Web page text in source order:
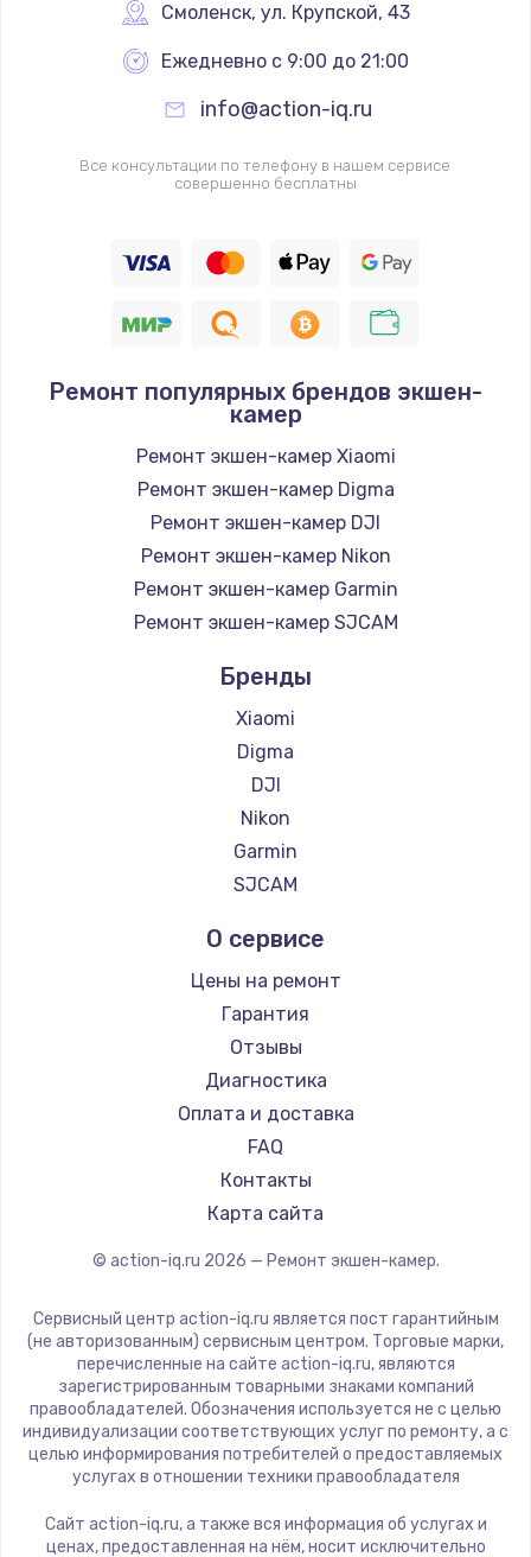
Смоленск, ул. Крупской, 43
Ежедневно с 9:00 до 21:00
info@action-iq.ru
Все консультации по телефону в нашем сервисе
совершенно бесплатны
Ремонт популярных брендов экшен-
камер
Ремонт экшен-камер Xiaomi
Ремонт экшен-камер Digma
Ремонт экшен-камер DJI
Ремонт экшен-камер Nikon
Ремонт экшен-камер Garmin
Ремонт экшен-камер SJCAM
Бренды
Xiaomi
Digma
DJI
Nikon
Garmin
SJCAM
О сервисе
Цены на ремонт
Гарантия
Отзывы
Диагностика
Оплата и доставка
FAQ
Контакты
Карта сайта
© action-iq.ru 2026 — Ремонт экшен-камер.
Сервисный центр action-iq.ru является пост гарантийным
(не авторизованным) сервисным центром. Торговые марки,
перечисленные на сайте action-iq.ru, являются
зарегистрированным товарными знаками компаний
правообладателей. Обозначения используется не с целью
индивидуализации соответствующих услуг по ремонту, а с
целью информирования потребителей о предоставляемых
услугах в отношении техники правообладателя
Сайт action-iq.ru, а также вся информация об услугах и
ценах, предоставленная на нём, носит исключительно